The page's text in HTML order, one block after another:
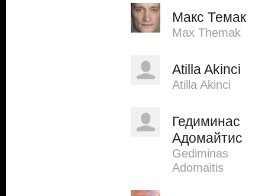
Макс Темак
Max Themak
Atilla Akinci
Atilla Akinci
Гедиминас
Адомайтис
Gediminas
Adomaitis